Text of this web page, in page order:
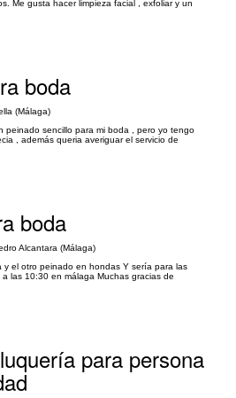
Me gusta hacer limpieza facial , exfoliar y un
boda
(Málaga)
peinado sencillo para mi boda , pero yo tengo
, además queria averiguar el servicio de
boda
Alcantara (Málaga)
el otro peinado en hondas Y sería para las
las 10:30 en málaga Muchas gracias de
para persona